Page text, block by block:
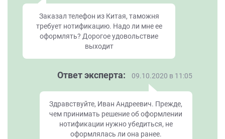
Заказал телефон из Китая, таможня
требует нотификацию. Надо ли мне ее
оформлять? Дорогое удовольствие
выходит
Ответ эксперта: 09.10.2020 в 11:05
Здравствуйте, Иван Андреевич. Прежде,
чем принимать решение об оформлении
нотификации нужно убедиться, не
оформлялась ли она ранее.